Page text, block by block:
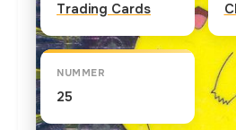
Trading Cards
NUMMER
25